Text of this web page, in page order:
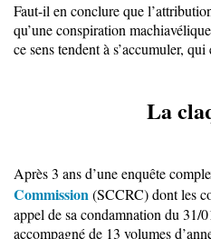
Faut-il en conclure que
qu’une conspiration
ce sens tendent à s’accumuler,
La
Après 3 ans d’une enquête
Commission(SCCRC) dont les
appel de sa condamnation du 31/
accompagné de 13 volumes